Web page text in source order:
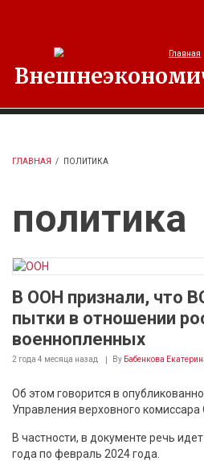
ГЛАВНАЯ / ПОЛИТИКА
политика
В ООН признали, что
пытки в отношении
военнопленных
2 года 4 месяца назад By Бабенкова
Об этом говорится в
Управления верховного
В частности, в документе речь
года по февраль 2024 года.